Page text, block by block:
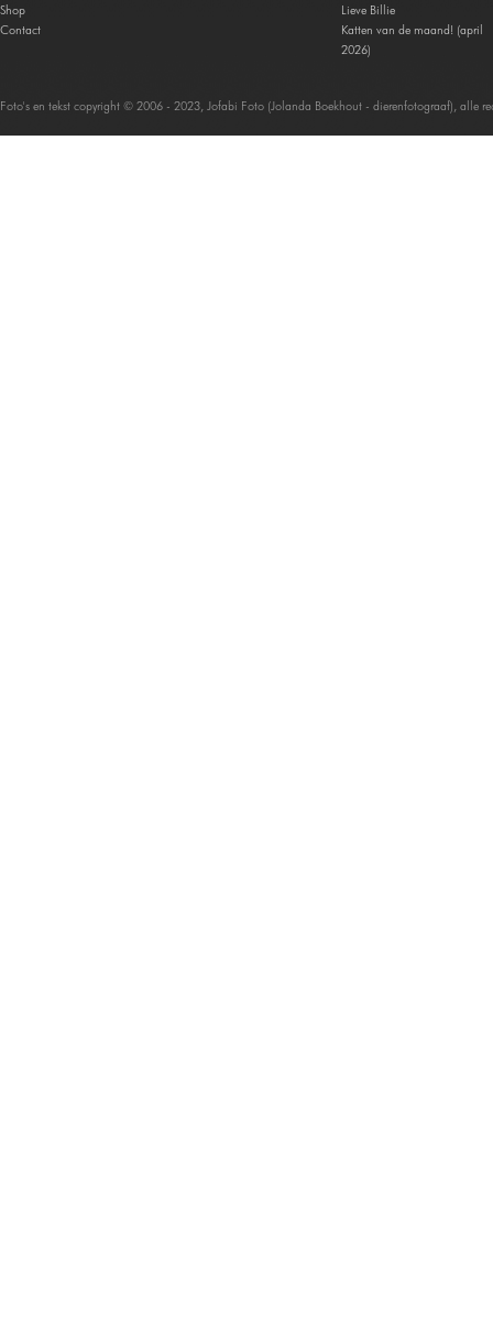
Shop
Contact
Lieve Billie
Katten van de maand! (april
2026)
Foto's en tekst copyright © 2006 - 2023, Jofabi Foto (Jolanda Boekhout - dierenfotograaf), alle